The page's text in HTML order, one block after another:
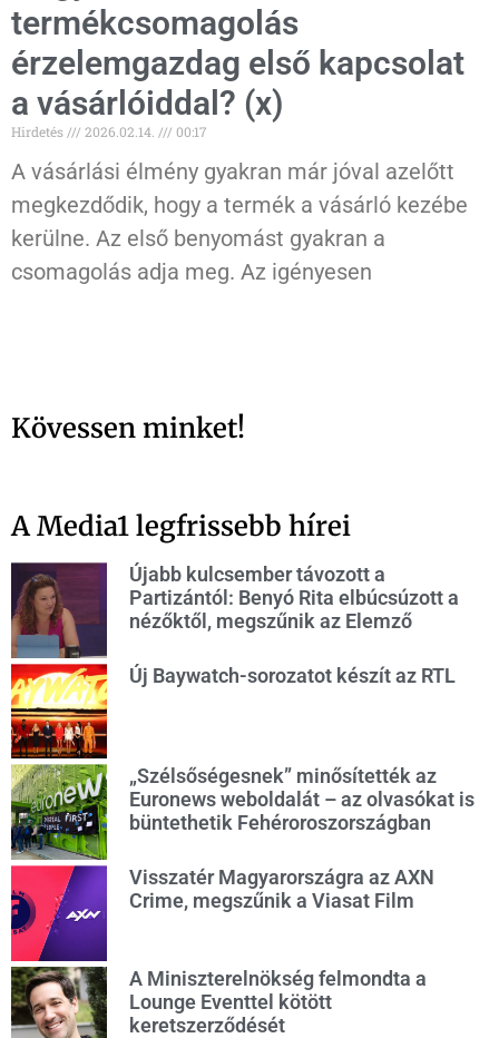
termékcsomagolás
érzelemgazdag első kapcsolat
a vásárlóiddal? (x)
Hirdetés 2026.02.14. 00:17
A vásárlási élmény gyakran már jóval azelőtt
megkezdődik, hogy a termék a vásárló kezébe
kerülne. Az első benyomást gyakran a
csomagolás adja meg. Az igényesen
Kövessen minket!
A Media1 legfrissebb hírei
Újabb kulcsember távozott a
Partizántól: Benyó Rita elbúcsúzott a
nézőktől, megszűnik az Elemző
Új Baywatch-sorozatot készít az RTL
„Szélsőségesnek” minősítették az
Euronews weboldalát – az olvasókat is
büntethetik Fehéroroszországban
Visszatér Magyarországra az AXN
Crime, megszűnik a Viasat Film
A Miniszterelnökség felmondta a
Lounge Eventtel kötött
keretszerződését